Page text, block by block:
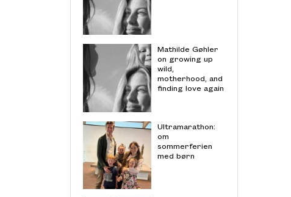
Mathilde Gøhler
on growing up
wild,
motherhood, and
finding love again
Ultramarathon:
om
sommerferien
med børn